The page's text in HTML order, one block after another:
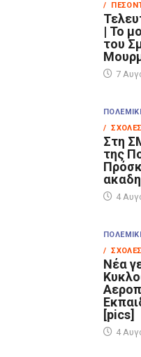
/
| Το
του
7
/
Στη
της
4
/
Νέα
[pics]
4